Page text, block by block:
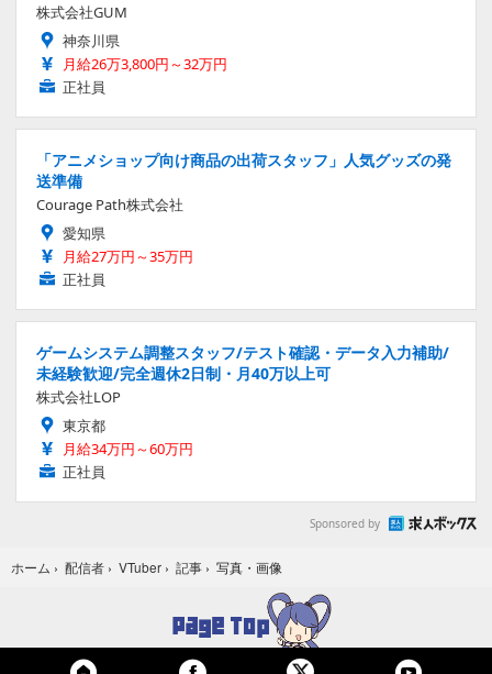
株式会社GUM
神奈川県
月給26万3,800円～32万円
正社員
「アニメショップ向け商品の出荷スタッフ」人気グッズの発
送準備
Courage Path株式会社
愛知県
月給27万円～35万円
正社員
ゲームシステム調整スタッフ/テスト確認・データ入力補助/
未経験歓迎/完全週休2日制・月40万以上可
株式会社LOP
東京都
月給34万円～60万円
正社員
Sponsored by
ホーム › 配信者 › VTuber › 記事 › 写真・画像